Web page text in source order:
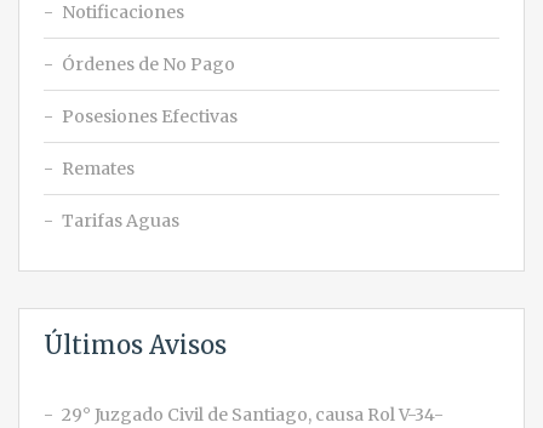
Notificaciones
Órdenes de No Pago
Posesiones Efectivas
Remates
Tarifas Aguas
Últimos Avisos
29° Juzgado Civil de Santiago, causa Rol V-34-